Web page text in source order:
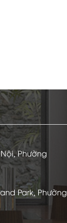
Phường
Park, Phường